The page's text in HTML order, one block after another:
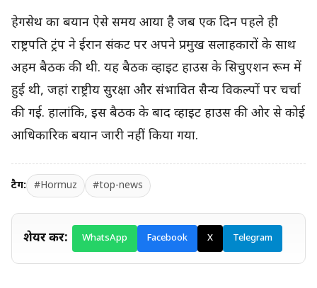
हेगसेथ का बयान ऐसे समय आया है जब एक दिन पहले ही
राष्ट्रपति ट्रंप ने ईरान संकट पर अपने प्रमुख सलाहकारों के साथ
अहम बैठक की थी. यह बैठक व्हाइट हाउस के सिचुएशन रूम में
हुई थी, जहां राष्ट्रीय सुरक्षा और संभावित सैन्य विकल्पों पर चर्चा
की गई. हालांकि, इस बैठक के बाद व्हाइट हाउस की ओर से कोई
आधिकारिक बयान जारी नहीं किया गया.
टैग: #Hormuz #top-news
शेयर करें: WhatsApp Facebook X Telegram